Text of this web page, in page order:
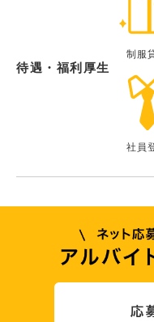
待遇・福利厚生
制服
社員